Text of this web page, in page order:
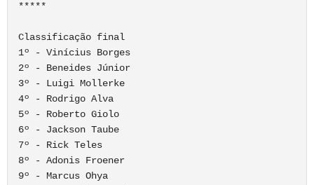
*****
Classificação final
1º - Vinícius Borges
2º - Beneides Júnior
3º - Luigi Mollerke
4º - Rodrigo Alva
5º - Roberto Giolo
6º - Jackson Taube
7º - Rick Teles
8º - Adonis Froener
9º - Marcus Ohya